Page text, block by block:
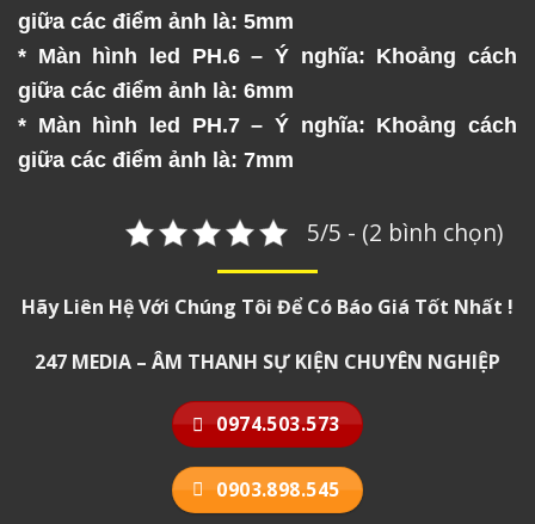
giữa các điểm ảnh là: 5mm
* Màn hình led PH.6 – Ý nghĩa: Khoảng cách
giữa các điểm ảnh là: 6mm
* Màn hình led PH.7 – Ý nghĩa: Khoảng cách
giữa các điểm ảnh là: 7mm
5/5 - (2 bình chọn)
Hãy Liên Hệ Với Chúng Tôi Để Có Báo Giá Tốt Nhất !
247 MEDIA – ÂM THANH SỰ KIỆN CHUYÊN NGHIỆP
0974.503.573
0903.898.545